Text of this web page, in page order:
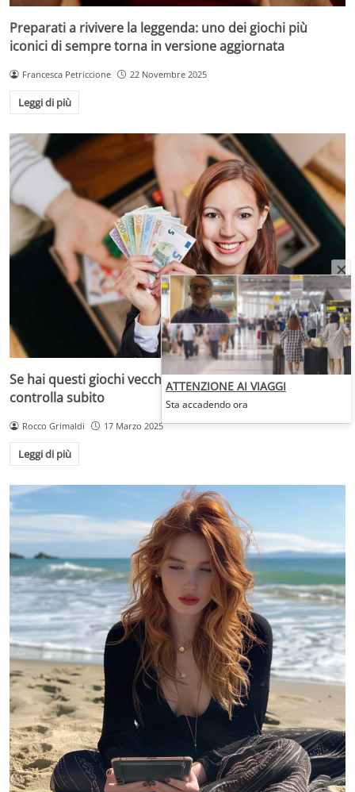
Preparati a rivivere la leggenda: uno dei giochi più
iconici di sempre torna in versione aggiornata
Francesca Petriccione 22 Novembre 2025
Leggi di più
Se hai questi giochi vecchi in casa sei ricco e non lo sai:
controlla subito
Rocco Grimaldi 17 Marzo 2025
Leggi di più
ATTENZIONE AI VIAGGI
Sta accadendo ora